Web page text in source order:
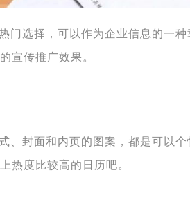
门选择，可以作为企业信息的一种
宣传推广效果。
、封面和内页的图案，都是可以个
热度比较高的日历吧。